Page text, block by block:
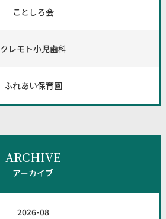
ことしろ会
クレモト小児歯科
ふれあい保育園
ARCHIVE
アーカイブ
2026-08